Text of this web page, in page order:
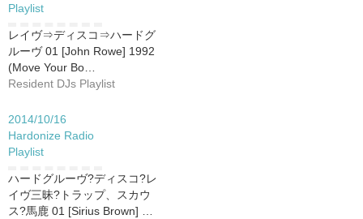
Playlist
レイヴ⇒ディスコ⇒ハードグ
ルーヴ 01 [John Rowe] 1992
(Move Your Bo…
Resident DJs Playlist
2014/10/16
Hardonize Radio
Playlist
ハードグルーヴ?ディスコ?レ
イヴ三昧?トラップ、スカウ
ス?馬鹿 01 [Sirius Brown] …